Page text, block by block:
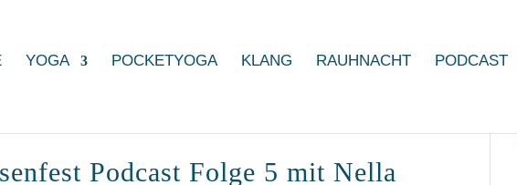
YOGA POCKETYOGA KLANG RAUHNACHT PODCAST
Podcast Folge 5 mit Nella